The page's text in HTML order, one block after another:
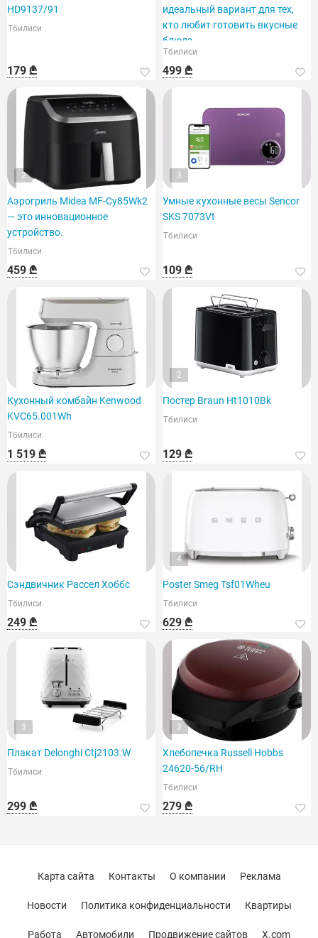
HD9137/91
Тбилиси
179 ₾
идеальный вариант для тех,
кто любит готовить вкусные
блюда.
Тбилиси
499 ₾
2
Аэрогриль Midea MF-Cy85Wk2
— это инновационное
устройство.
Тбилиси
459 ₾
3
Умные кухонные весы Sencor
SKS 7073Vt
Тбилиси
109 ₾
Кухонный комбайн Kenwood
KVC65.001Wh
Тбилиси
1 519 ₾
2
Постер Braun Ht1010Bk
Тбилиси
129 ₾
Сэндвичник Рассел Хоббс
Тбилиси
249 ₾
4
Poster Smeg Tsf01Wheu
Тбилиси
629 ₾
3
Плакат Delonghi Ctj2103.W
Тбилиси
299 ₾
3
Хлебопечка Russell Hobbs
24620-56/RH
Тбилиси
279 ₾
Карта сайта Контакты О компании Реклама
Новости Политика конфиденциальности Квартиры
Работа Автомобили Продвижение сайтов X.com